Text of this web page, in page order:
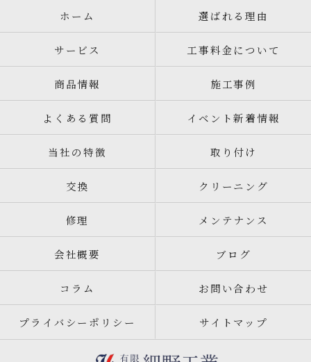
ホーム 選ばれる理由
サービス 工事料金について
商品情報 施工事例
よくある質問 イベント新着情報
当社の特徴 取り付け
交換 クリーニング
修理 メンテナンス
会社概要 ブログ
コラム お問い合わせ
プライバシーポリシー サイトマップ